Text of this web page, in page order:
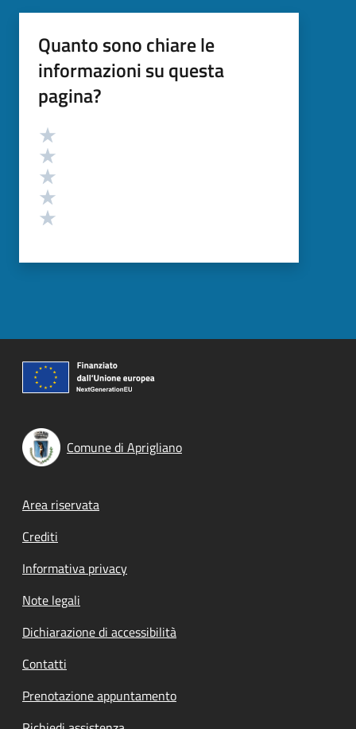
Quanto sono chiare le
informazioni su questa
pagina?
Valutazione
Comune di Aprigliano
Footer menu
Area riservata
Crediti
Informativa privacy
Note legali
Dichiarazione di accessibilità
Contatti
Prenotazione appuntamento